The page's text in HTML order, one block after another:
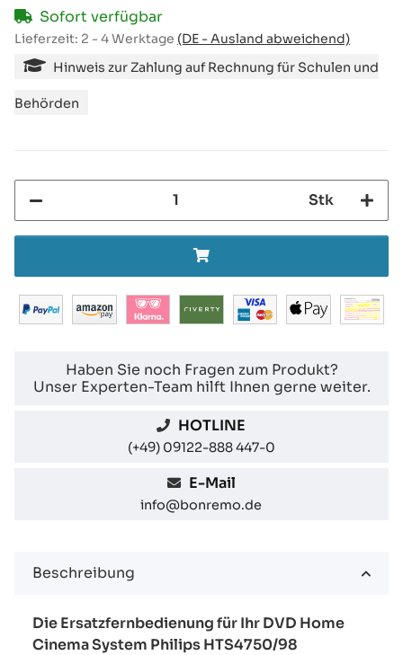
Sofort verfügbar
Lieferzeit: 2 - 4 Werktage (DE - Ausland abweichend)
Hinweis zur Zahlung auf Rechnung für Schulen und
Behörden
Stk
Haben Sie noch Fragen zum Produkt?
Unser Experten-Team hilft Ihnen gerne weiter.
HOTLINE
(+49) 09122-888 447-0
E-Mail
info@bonremo.de
Beschreibung
Die Ersatzfernbedienung für Ihr DVD Home
Cinema System Philips HTS4750/98